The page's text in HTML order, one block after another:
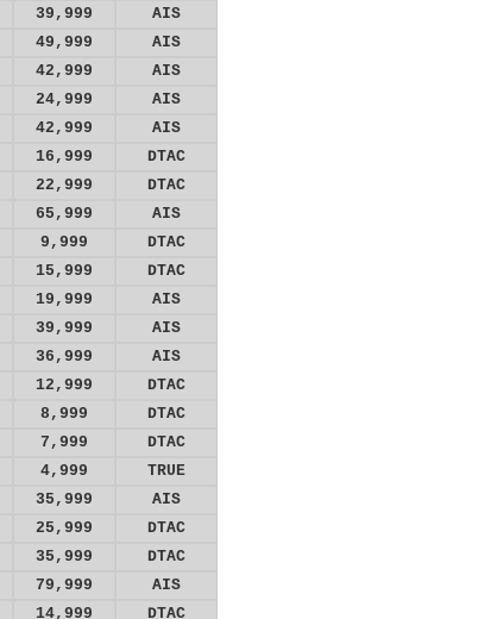
39,999
AIS
49,999
AIS
42,999
AIS
24,999
AIS
42,999
AIS
16,999
DTAC
22,999
DTAC
65,999
AIS
9,999
DTAC
15,999
DTAC
19,999
AIS
39,999
AIS
36,999
AIS
12,999
DTAC
8,999
DTAC
7,999
DTAC
4,999
TRUE
35,999
AIS
25,999
DTAC
35,999
DTAC
79,999
AIS
14,999 DTAC